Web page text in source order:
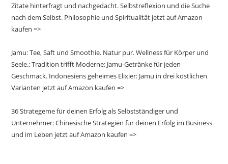
Zitate hinterfragt und nachgedacht. Selbstreflexion und die Suche
nach dem Selbst. Philosophie und Spiritualität jetzt auf Amazon
kaufen =>
Jamu: Tee, Saft und Smoothie. Natur pur. Wellness für Körper und
Seele.: Tradition trifft Moderne: Jamu-Getränke für jeden
Geschmack. Indonesiens geheimes Elixier: Jamu in drei köstlichen
Varianten jetzt auf Amazon kaufen =>
36 Strategeme für deinen Erfolg als Selbstständiger und
Unternehmer: Chinesische Strategien für deinen Erfolg im Business
und im Leben jetzt auf Amazon kaufen =>